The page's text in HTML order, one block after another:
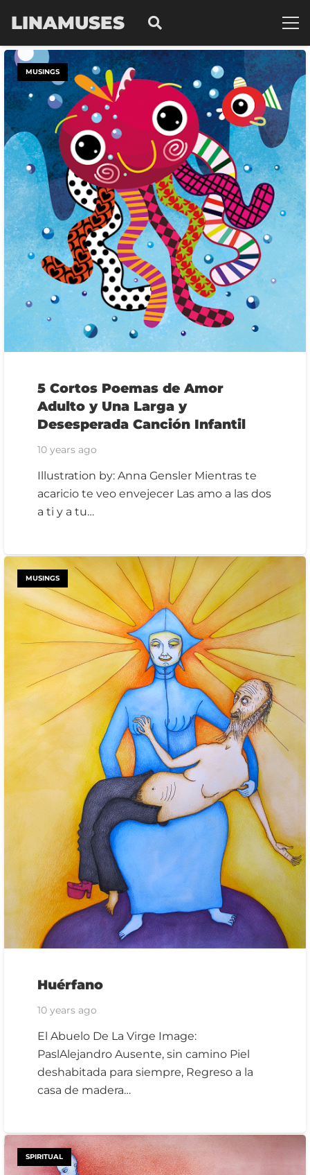
LINAMUSES
MUSINGS
5 Cortos Poemas de Amor
Adulto y Una Larga y
Desesperada Canción Infantil
10 years ago
Illustration by: Anna Gensler Mientras te
acaricio te veo envejecer Las amo a las dos
a ti y a tu…
MUSINGS
Huérfano
10 years ago
El Abuelo De La Virge Image:
PaslAlejandro Ausente, sin camino Piel
deshabitada para siempre, Regreso a la
casa de madera…
SPIRITUAL